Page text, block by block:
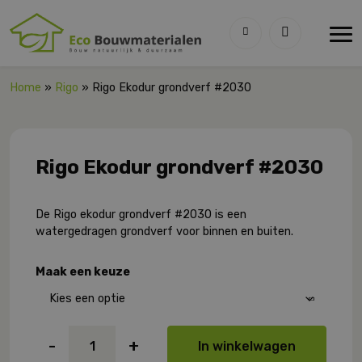
Home » Rigo » Rigo Ekodur grondverf #2030
Rigo Ekodur grondverf #2030
De Rigo ekodur grondverf #2030 is een
watergedragen grondverf voor binnen en buiten.
Maak een keuze
-
Ekodur
+ In winkelwagen